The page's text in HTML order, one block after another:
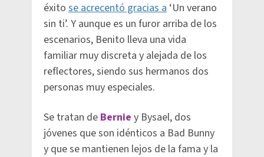
éxito se acrecentó gracias a ‘Un verano
sin ti’. Y aunque es un furor arriba de los
escenarios, Benito lleva una vida
familiar muy discreta y alejada de los
reflectores, siendo sus hermanos dos
personas muy especiales.
Se tratan de Bernie y Bysael, dos
jóvenes que son idénticos a Bad Bunny
y que se mantienen lejos de la fama y la